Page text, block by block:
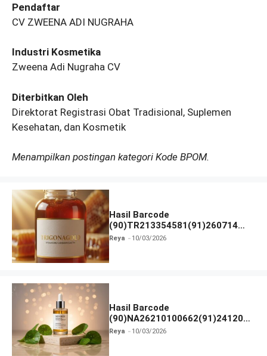
Pendaftar
CV ZWEENA ADI NUGRAHA
Industri Kosmetika
Zweena Adi Nugraha CV
Diterbitkan Oleh
Direktorat Registrasi Obat Tradisional, Suplemen
Kesehatan, dan Kosmetik
Menampilkan postingan kategori Kode BPOM.
Hasil Barcode
(90)TR213354581(91)260714
dan Izin BPOM
Reya 10/03/2026
Hasil Barcode
(90)NA26210100662(91)241203
dan Izin BPOM
Reya 10/03/2026